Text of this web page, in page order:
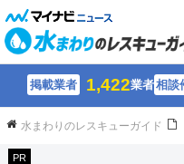
掲載業者 1,422業者相談
水まわりのレスキューガイド
PR